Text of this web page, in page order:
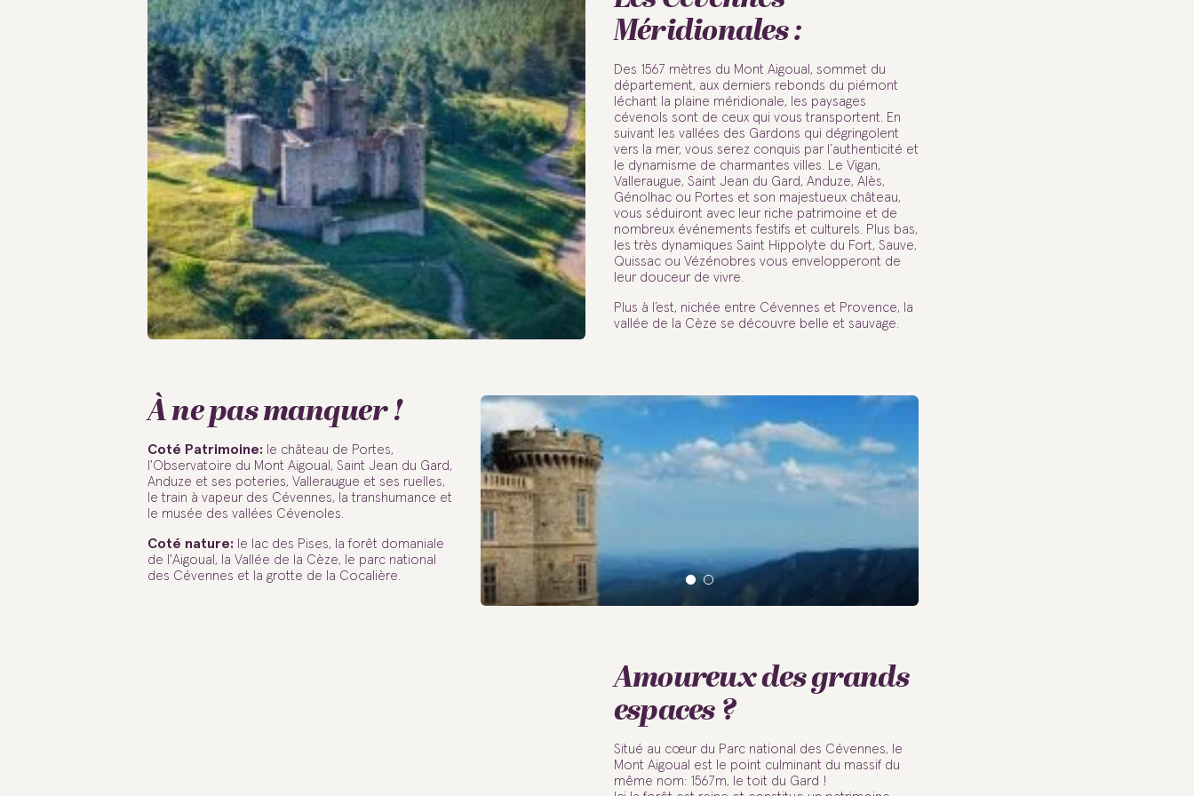
Méridionales :
Des 1567 mètres du Mont Aigoual, sommet du
département, aux derniers rebonds du piémont
léchant la plaine méridionale, les paysages
cévenols sont de ceux qui vous transportent. En
suivant les vallées des Gardons qui dégringolent
vers la mer, vous serez conquis par l’authenticité et
le dynamisme de charmantes villes. Le Vigan,
Valleraugue, Saint Jean du Gard, Anduze, Alès,
Génolhac ou Portes et son majestueux château,
vous séduiront avec leur riche patrimoine et de
nombreux événements festifs et culturels. Plus bas,
les très dynamiques Saint Hippolyte du Fort, Sauve,
Quissac ou Vézénobres vous envelopperont de
leur douceur de vivre.
Plus à l’est, nichée entre Cévennes et Provence, la
vallée de la Cèze se découvre belle et sauvage.
À ne pas manquer !
Coté Patrimoine: le château de Portes,
l'Observatoire du Mont Aigoual, Saint Jean du Gard,
Anduze et ses poteries, Valleraugue et ses ruelles,
le train à vapeur des Cévennes, la transhumance et
le musée des vallées Cévenoles.
Coté nature: le lac des Pises, la forêt domaniale
de l'Aigoual, la Vallée de la Cèze, le parc national
des Cévennes et la grotte de la Cocalière.
Amoureux des grands
espaces ?
Situé au cœur du Parc national des Cévennes, le
Mont Aigoual est le point culminant du massif du
même nom: 1567m, le toit du Gard !